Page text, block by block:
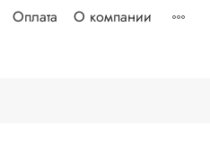
Оплата О компании